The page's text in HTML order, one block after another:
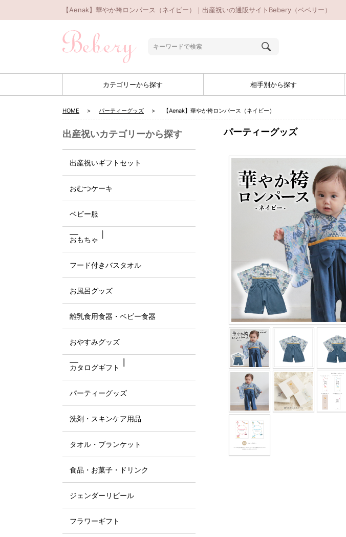
【Aenak】華やか袴ロンパース（ネイビー）｜出産祝いの通販サイトBebery（ベベリー）
カテゴリーから探す 相手別から探す
HOME パーティーグッズ 【Aenak】華やか袴ロンパース（ネイビー）
パーティーグッズ
出産祝いカテゴリーから探す
出産祝いギフトセット
おむつケーキ
ベビー服
おもちゃ
フード付きバスタオル
お風呂グッズ
離乳食用食器・ベビー食器
おやすみグッズ
カタログギフト
パーティーグッズ
洗剤・スキンケア用品
タオル・ブランケット
食品・お菓子・ドリンク
ジェンダーリビール
フラワーギフト